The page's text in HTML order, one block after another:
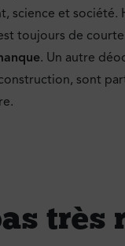
science et société.
toujours de
. Un autre
sont
très